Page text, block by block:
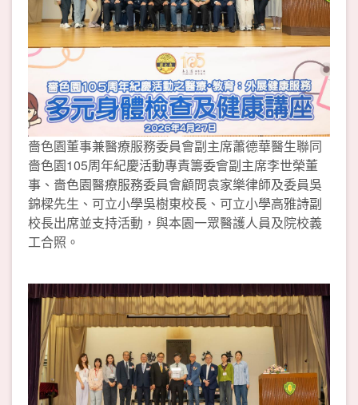
嗇色園董事兼醫療服務委員會副主席蕭德華醫生聯同
嗇色園105周年紀慶活動專責籌委會副主席李世榮董
事、嗇色園醫療服務委員會顧問袁家樂律師及委員吳
錦樑先生、可立小學吳樹東校長、可立小學高雅詩副
校長出席並支持活動，與本園一眾醫護人員及院校義
工合照。